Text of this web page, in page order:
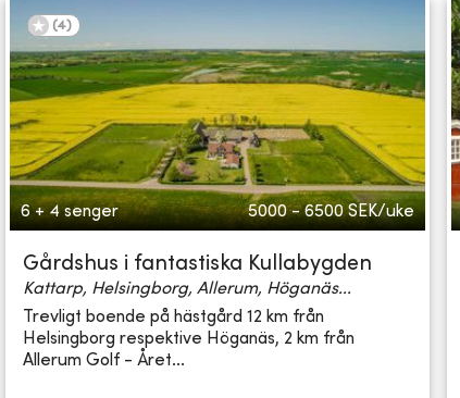
(4)
6 + 4 senger 5000 - 6500 SEK/uke
Gårdshus i fantastiska Kullabygden
Kattarp, Helsingborg, Allerum, Höganäs...
Trevligt boende på hästgård 12 km från
Helsingborg respektive Höganäs, 2 km från
Allerum Golf - Året...